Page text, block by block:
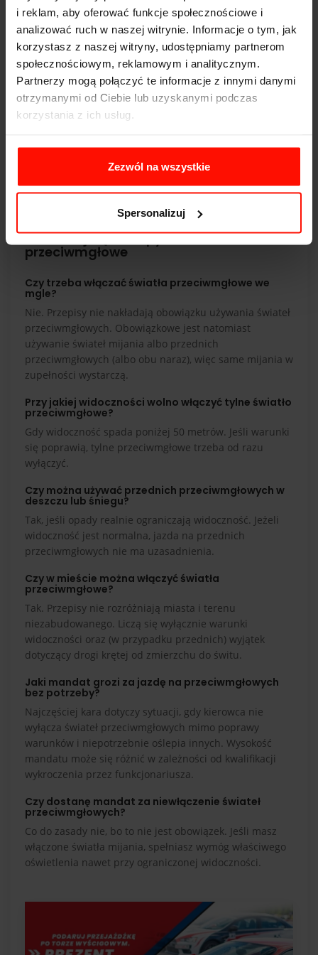
i reklam, aby oferować funkcje społecznościowe i
analizować ruch w naszej witrynie. Informacje o tym, jak
korzystasz z naszej witryny, udostępniamy partnerom
społecznościowym, reklamowym i analitycznym.
Partnerzy mogą połączyć te informacje z innymi danymi
otrzymanymi od Ciebie lub uzyskanymi podczas
korzystania z ich usług.
Zezwól na wszystkie
Spersonalizuj
Przednie światła przeciwmgłowe można stosować przy
wyraźnie ograniczonej widoczności (np. mgła,
intensywny deszcz lub śnieg), a także od zmierzchu do
świtu na drodze krętej oznaczonej odpowiednimi
znakami. W praktyce mandat najczęściej dotyczy nie
samego włączenia, tylko jeżdżenia na przeciwmgłowych
wtedy, gdy nie ma ku temu uzasadnienia.
samochodów, sprawdź naszeprzejazdy superautami po
FAQ – najczęstsze pytania o światła
przeciwmgłowe
Czy trzeba włączać światła przeciwmgłowe we
mgle?
Nie. Przepisy nie nakładają obowiązku używania świateł
przeciwmgłowych. Obowiązkowe jest natomiast
używanie świateł mijania albo przednich
przeciwmgłowych (albo obu naraz), więc same mijania w
zupełności wystarczą.
Przy jakiej widoczności wolno włączyć tylne światło
przeciwmgłowe?
Gdy widoczność spada poniżej 50 metrów. Jeśli warunki
się poprawią, tylne przeciwmgłowe trzeba od razu
wyłączyć.
Czy można używać przednich przeciwmgłowych w
deszczu lub śniegu?
Tak, jeśli opady realnie ograniczają widoczność. Jeżeli
widoczność jest normalna, jazda na przednich
przeciwmgłowych nie ma uzasadnienia.
Czy w mieście można włączyć światła
przeciwmgłowe?
Tak. Przepisy nie rozróżniają miasta i terenu
niezabudowanego. Liczą się wyłącznie warunki
widoczności oraz (w przypadku przednich) wyjątek
dotyczący drogi krętej od zmierzchu do świtu.
Jaki mandat grozi za jazdę na przeciwmgłowych
bez potrzeby?
Najczęściej kara dotyczy sytuacji, gdy kierowca nie
wyłącza świateł przeciwmgłowych mimo poprawy
warunków i niepotrzebnie oślepia innych. Wysokość
mandatu może się różnić w zależności od kwalifikacji
wykroczenia przez funkcjonariusza.
Czy dostanę mandat za niewłączenie świateł
przeciwmgłowych?
Co do zasady nie, bo to nie jest obowiązek. Jeśli masz
włączone światła mijania, spełniasz wymóg właściwego
oświetlenia nawet przy ograniczonej widoczności.